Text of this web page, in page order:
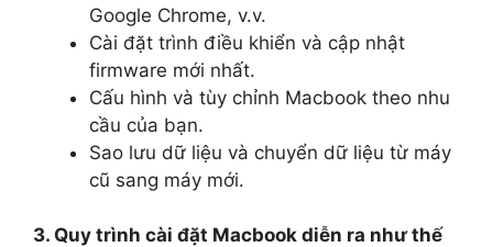
Google Chrome, v.v.
Cài đặt trình điều khiển và cập nhật
firmware mới nhất.
Cấu hình và tùy chỉnh Macbook theo nhu
cầu của bạn.
Sao lưu dữ liệu và chuyển dữ liệu từ máy
cũ sang máy mới.
3. Quy trình cài đặt Macbook diễn ra như thế